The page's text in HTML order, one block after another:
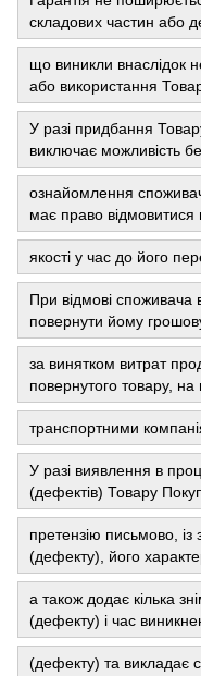
складових частин або
що виникли внаслідок
або використання
У разі придбання
виключає можливість
ознайомлення
має право відмовитися
якості у час до його
При відмові споживача
повернути йому
за винятком витрат
повернутого товару, на
транспортними
У разі виявлення в
(дефектів) Товару
претензію письмово, із
(дефекту), його
а також додає кілька
(дефекту) і час
(дефекту) та викладає